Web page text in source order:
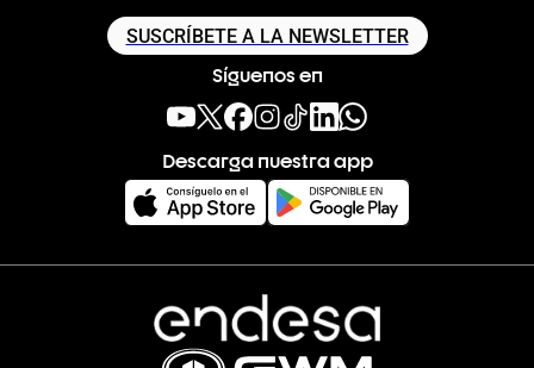
SUSCRÍBETE A LA NEWSLETTER
Síguenos en
Descarga nuestra app